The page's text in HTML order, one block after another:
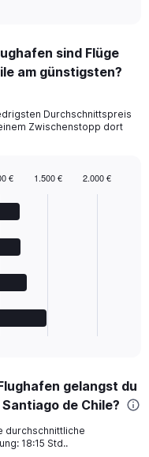
sind Flüge
am günstigsten?
Durchschnittspreis
Zwischenstopp dort
€ 1.500 € 2.000 €
gelangst du
de Chile?
durchschnittliche
18:15 Std..